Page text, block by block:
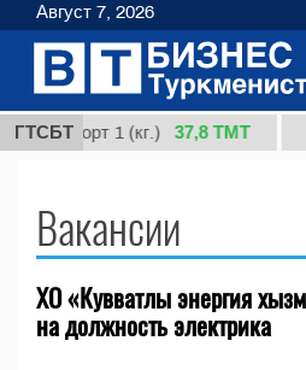
ГТСБТсорт 1 (кг.) 37,8 ТМТ
Вакансии
ХО «Кувватлы энергия
на должность электрика
Август 7, 2026